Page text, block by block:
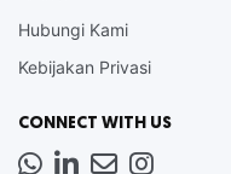
Hubungi Kami
Kebijakan Privasi
CONNECT WITH US
Whatsapp
LinkedIn
NewsInstagram